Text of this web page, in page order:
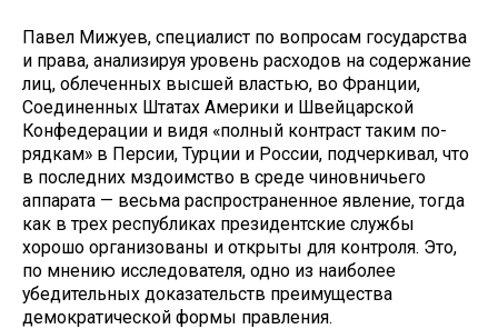
Павел Мижуев, специалист по во­просам государства
и права, анализи­руя уровень расходов на содержание
лиц, облеченных высшей властью, во Франции,
Соединенных Штатах Аме­рики и Швейцарской
Конфедерации и видя «полный контраст таким по­
рядкам» в Персии, Турции и России, подчеркивал, что
в последних мздо­имство в среде чиновничьего
аппарата — весьма распространенное явление, тогда
как в трех республиках прези­дентские службы
хорошо организова­ны и открыты для контроля. Это,
по мнению исследователя, одно из наибо­лее
убедительных доказательств пре­имущества
демократической формы правления.